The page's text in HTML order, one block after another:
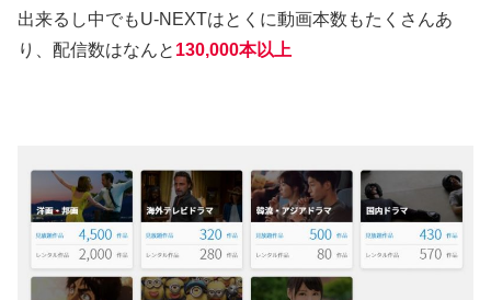
出来るし中でもU-NEXTはとくに動画本数もたくさんあ
り、配信数はなんと 130,000本以上